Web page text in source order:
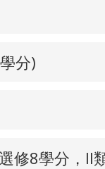
分)
修8學分，II